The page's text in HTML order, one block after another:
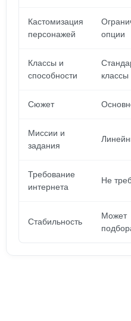
Кастомизация
персонажей
опции
Классы и
способности
классы
Сюжет
Миссии и
задания
Требование
интернета
Не
Стабильность
Может